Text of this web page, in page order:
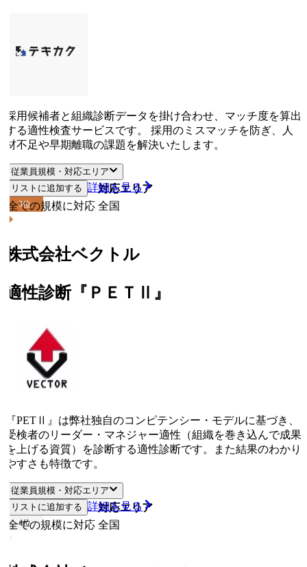
用候補者と組織診断データを掛け合わせ、マッチ度を算出
る適性検査サービスです。 採用のミスマッチを防ぎ、人
不足や早期離職の課題を解決いたします。
従業員規模・対応エリア
従業員規模
対応エリア
ての規模に対応 全国
リストに追加する 詳細を見る
3位
式会社ベクトル
性診断『ＰＥＴⅡ』
PETⅡ』は弊社独自のコンピテンシー・モデルに基づき、
検者のリーダー・マネジャー適性（組織を巻き込んで成果
上げる資質）を診断する適性診断です。また結果のわかり
すさも特徴です。
従業員規模・対応エリア
従業員規模
対応エリア
ての規模に対応 全国
リストに追加する 詳細を見る
4位